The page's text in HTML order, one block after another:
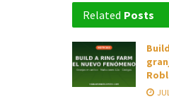
Related Posts